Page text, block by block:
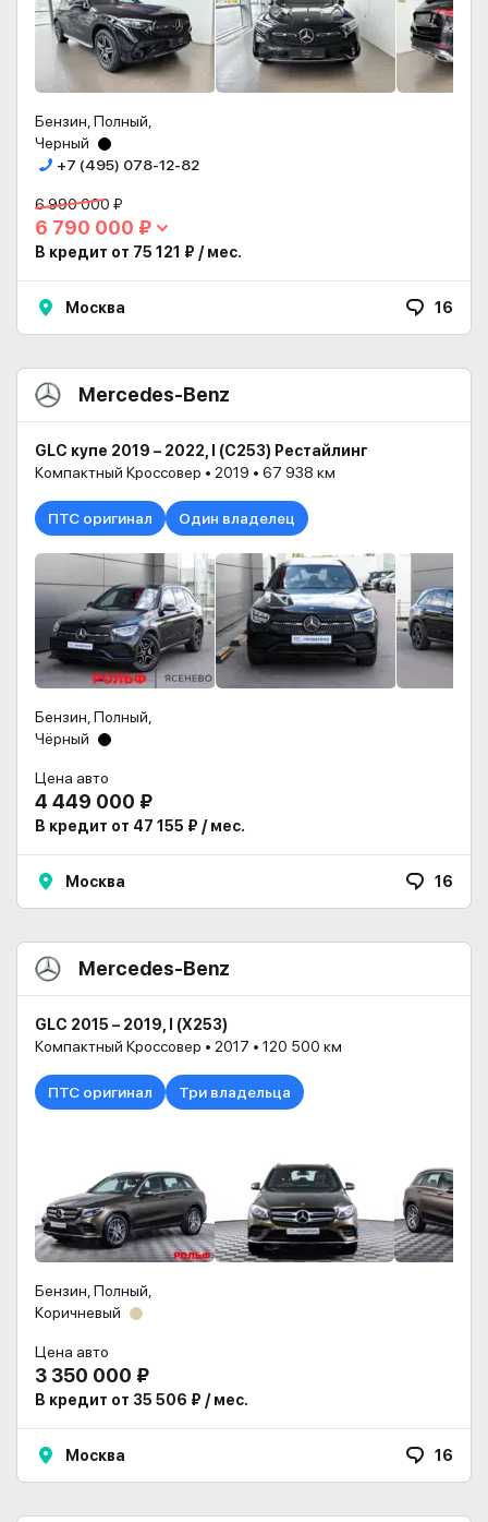
Бензин, Полный,
Черный
+7 (495) 078-12-82
6 990 000 ₽
6 790 000 ₽
В кредит от 75 121 ₽ / мес.
Москва 16
Mercedes-Benz
GLC купе 2019 – 2022, I (C253) Рестайлинг
Компактный Кроссовер • 2019 • 67 938 км
ПТС оригинал Один владелец
Бензин, Полный,
Чёрный
Цена авто
4 449 000 ₽
В кредит от 47 155 ₽ / мес.
Москва 16
Mercedes-Benz
GLC 2015 – 2019, I (X253)
Компактный Кроссовер • 2017 • 120 500 км
ПТС оригинал Три владельца
Бензин, Полный,
Коричневый
Цена авто
3 350 000 ₽
В кредит от 35 506 ₽ / мес.
Москва 16